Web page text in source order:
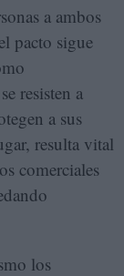
a ambos
pacto sigue
resisten a
a sus
resulta vital
comerciales
los